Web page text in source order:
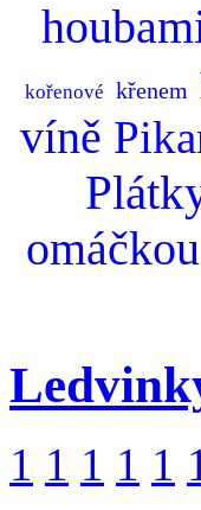
kořenové křenem
víně
omáčkou
1 1 1 1 1